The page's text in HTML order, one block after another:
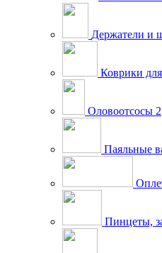
Держатели и
Коврики
Оловоотсосы 2
Паяльные
Пинцеты,